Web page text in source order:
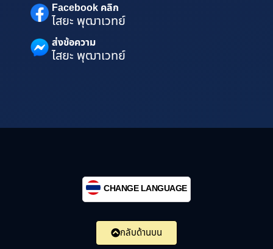
Facebook คลิก
ไสยะ พุฒาเวทย์
ส่งข้อความ
ไสยะ พุฒาเวทย์
CHANGE LANGUAGE
กลับด้านบน